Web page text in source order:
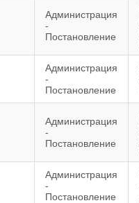
Администрация
-
Постановление
Администрация
-
Постановление
Администрация
-
Постановление
Администрация
-
Постановление